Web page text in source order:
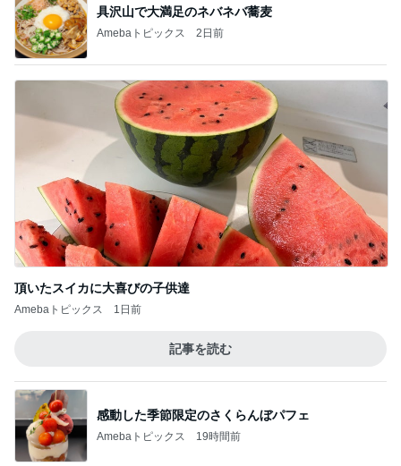
具沢山で大満足のネバネバ蕎麦
Amebaトピックス 2日前
頂いたスイカに大喜びの子供達
Amebaトピックス 1日前
記事を読む
感動した季節限定のさくらんぼパフェ
Amebaトピックス 19時間前